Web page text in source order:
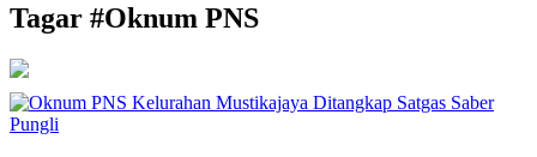
Tagar #Oknum PNS